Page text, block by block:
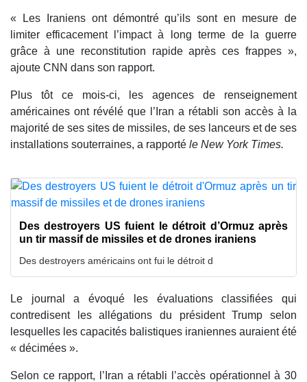
« Les Iraniens ont démontré qu’ils sont en mesure de
limiter efficacement l’impact à long terme de la guerre
grâce à une reconstitution rapide après ces frappes »,
ajoute CNN dans son rapport.
Plus tôt ce mois-ci, les agences de renseignement
américaines ont révélé que l’Iran a rétabli son accès à la
majorité de ses sites de missiles, de ses lanceurs et de ses
installations souterraines, a rapporté le New York Times.
Des destroyers US fuient le détroit d’Ormuz après
un tir massif de missiles et de drones iraniens
Des destroyers américains ont fui le détroit d
Le journal a évoqué les évaluations classifiées qui
contredisent les allégations du président Trump selon
lesquelles les capacités balistiques iraniennes auraient été
« décimées ».
Selon ce rapport, l’Iran a rétabli l’accès opérationnel à 30